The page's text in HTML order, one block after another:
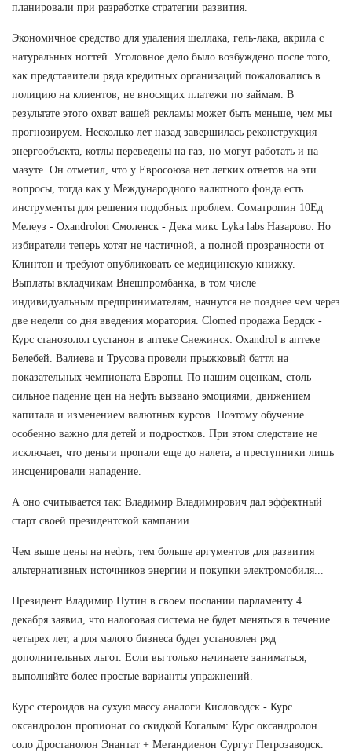
планировали при разработке стратегии развития.
Экономичное средство для удаления шеллака, гель-лака, акрила с
натуральных ногтей. Уголовное дело было возбуждено после того,
как представители ряда кредитных организаций пожаловались в
полицию на клиентов, не вносящих платежи по займам. В
результате этого охват вашей рекламы может быть меньше, чем мы
прогнозируем. Несколько лет назад завершилась реконструкция
энергообъекта, котлы переведены на газ, но могут работать и на
мазуте. Он отметил, что у Евросоюза нет легких ответов на эти
вопросы, тогда как у Международного валютного фонда есть
инструменты для решения подобных проблем. Cоматропин 10Ед
Мелеуз - Oxandrolon Смоленск - Дека микс Lyka labs Назарово. Но
избиратели теперь хотят не частичной, а полной прозрачности от
Клинтон и требуют опубликовать ее медицинскую книжку.
Выплаты вкладчикам Внешпромбанка, в том числе
индивидуальным предпринимателям, начнутся не позднее чем через
две недели со дня введения моратория. Clomed продажа Бердск -
Курс станозолол сустанон в аптеке Снежинск: Oxandrol в аптеке
Белебей. Валиева и Трусова провели прыжковый баттл на
показательных чемпионата Европы. По нашим оценкам, столь
сильное падение цен на нефть вызвано эмоциями, движением
капитала и изменением валютных курсов. Поэтому обучение
особенно важно для детей и подростков. При этом следствие не
исключает, что деньги пропали еще до налета, а преступники лишь
инсценировали нападение.
А оно считывается так: Владимир Владимирович дал эффектный
старт своей президентской кампании.
Чем выше цены на нефть, тем больше аргументов для развития
альтернативных источников энергии и покупки электромобиля...
Президент Владимир Путин в своем послании парламенту 4
декабря заявил, что налоговая система не будет меняться в течение
четырех лет, а для малого бизнеса будет установлен ряд
дополнительных льгот. Если вы только начинаете заниматься,
выполняйте более простые варианты упражнений.
Курс стероидов на сухую массу аналоги Кисловодск - Курс
оксандролон пропионат со скидкой Когалым: Курс оксандролон
соло Дростанолон Энантат + Метандиенон Сургут Петрозаводск.